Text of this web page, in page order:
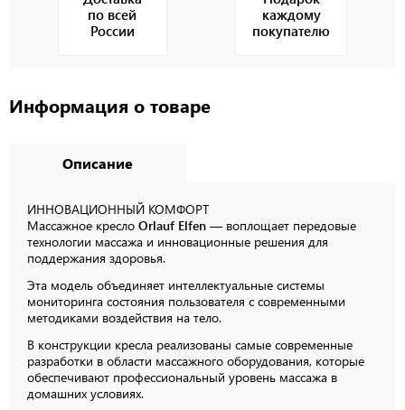
по всей
России
каждому
покупателю
Информация о товаре
Описание
ИННОВАЦИОННЫЙ КОМФОРТ
Массажное кресло Orlauf Elfen — воплощает передовые
технологии массажа и инновационные решения для
поддержания здоровья.
Эта модель объединяет интеллектуальные системы
мониторинга состояния пользователя с современными
методиками воздействия на тело.
В конструкции кресла реализованы самые современные
разработки в области массажного оборудования, которые
обеспечивают профессиональный уровень массажа в
домашних условиях.